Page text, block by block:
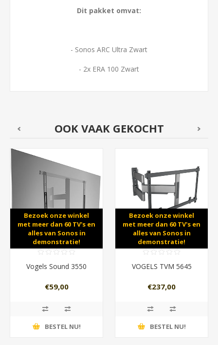
Dit pakket omvat:
- Sonos ARC Ultra Zwart
- 2x ERA 100 Zwart
OOK VAAK GEKOCHT
Bezoek onze winkel
met meer dan 60 TV's en
alles van Sonos in
demonstratie!
Vogels Sound 3550
€59,00
BESTEL NU!
Bezoek onze winkel
met meer dan 60 TV's en
alles van Sonos in
demonstratie!
VOGELS TVM 5645
€237,00
BESTEL NU!